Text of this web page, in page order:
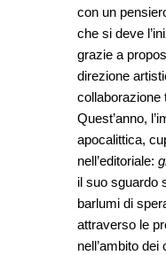
con un
che si deve
grazie a
direzione
collaborazione
Quest’anno,
apocalittica,
nell’editoriale:
il suo sguardo
barlumi di
attraverso le
nell’ambito